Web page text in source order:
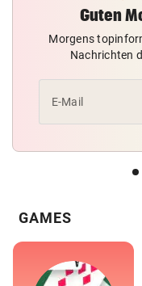
Guten
Morgens
Nachrichten
E-Mail
GAMES